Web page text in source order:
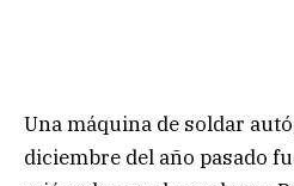
Una máquina de soldar
diciembre del año pasado